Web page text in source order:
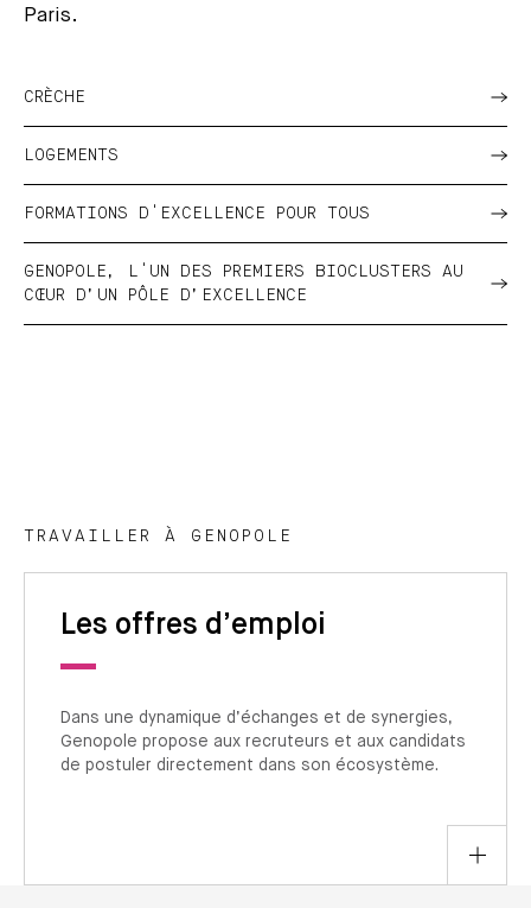
Paris.
CRÈCHE
LOGEMENTS
FORMATIONS D'EXCELLENCE POUR TOUS
GENOPOLE, L'UN DES PREMIERS BIOCLUSTERS AU
CŒUR D’UN PÔLE D’EXCELLENCE
TRAVAILLER À GENOPOLE
Les offres d’emploi
Dans une dynamique d’échanges et de synergies,
Genopole propose aux recruteurs et aux candidats
de postuler directement dans son écosystème.